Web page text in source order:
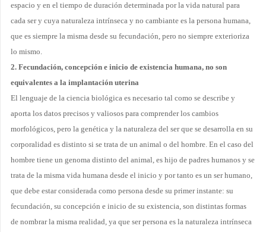
espacio y en el tiempo de duración determinada por la vida natural para
cada ser y cuya naturaleza intrínseca y no cambiante es la persona humana,
que es siempre la misma desde su fecundación, pero no siempre exterioriza
lo mismo.
2. Fecundación, concepción e inicio de existencia humana, no son
equivalentes a la implantación uterina
El lenguaje de la ciencia biológica es necesario tal como se describe y
aporta los datos precisos y valiosos para comprender los cambios
morfológicos, pero la genética y la naturaleza del ser que se desarrolla en su
corporalidad es distinto si se trata de un animal o del hombre. En el caso del
hombre tiene un genoma distinto del animal, es hijo de padres humanos y se
trata de la misma vida humana desde el inicio y por tanto es un ser humano,
que debe estar considerada como persona desde su primer instante: su
fecundación, su concepción e inicio de su existencia, son distintas formas
de nombrar la misma realidad, ya que ser persona es la naturaleza intrínseca